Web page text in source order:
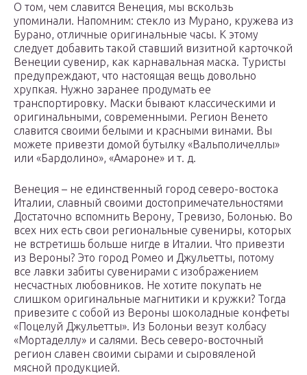
О том, чем славится Венеция, мы вскользь
упоминали. Напомним: стекло из Мурано, кружева из
Бурано, отличные оригинальные часы. К этому
следует добавить такой ставший визитной карточкой
Венеции сувенир, как карнавальная маска. Туристы
предупреждают, что настоящая вещь довольно
хрупкая. Нужно заранее продумать ее
транспортировку. Маски бывают классическими и
оригинальными, современными. Регион Венето
славится своими белыми и красными винами. Вы
можете привезти домой бутылку «Вальполичеллы»
или «Бардолино», «Амароне» и т. д.
Венеция – не единственный город северо-востока
Италии, славный своими достопримечательностями
Достаточно вспомнить Верону, Тревизо, Болонью. Во
всех них есть свои региональные сувениры, которых
не встретишь больше нигде в Италии. Что привезти
из Вероны? Это город Ромео и Джульетты, потому
все лавки забиты сувенирами с изображением
несчастных любовников. Не хотите покупать не
слишком оригинальные магнитики и кружки? Тогда
привезите с собой из Вероны шоколадные конфеты
«Поцелуй Джульетты». Из Болоньи везут колбасу
«Мортаделлу» и салями. Весь северо-восточный
регион славен своими сырами и сыровяленой
мясной продукцией.